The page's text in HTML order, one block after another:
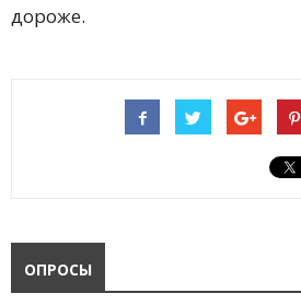
дороже.
ОПРОСЫ